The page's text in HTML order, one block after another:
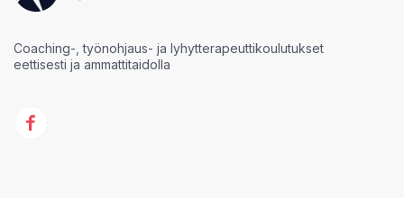
Coaching-, työnohjaus- ja lyhytterapeuttikoulutukset
eettisesti ja ammattitaidolla